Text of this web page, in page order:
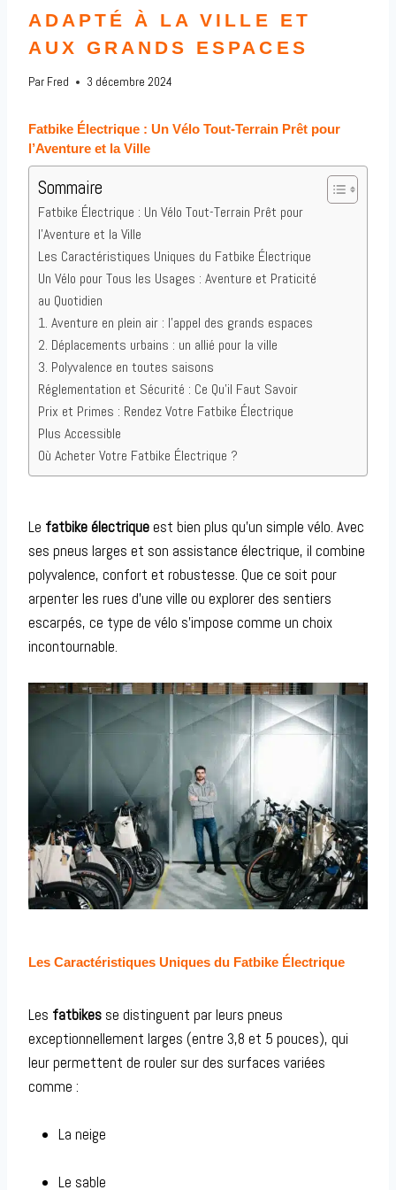
ADAPTÉ À LA VILLE ET
AUX GRANDS ESPACES
Par Fred 3 décembre 2024
Fatbike Électrique : Un Vélo Tout-Terrain Prêt pour
l’Aventure et la Ville
Sommaire
Fatbike Électrique : Un Vélo Tout-Terrain Prêt pour
l’Aventure et la Ville
Les Caractéristiques Uniques du Fatbike Électrique
Un Vélo pour Tous les Usages : Aventure et Praticité
au Quotidien
1. Aventure en plein air : l’appel des grands espaces
2. Déplacements urbains : un allié pour la ville
3. Polyvalence en toutes saisons
Réglementation et Sécurité : Ce Qu’il Faut Savoir
Prix et Primes : Rendez Votre Fatbike Électrique
Plus Accessible
Où Acheter Votre Fatbike Électrique ?
Le fatbike électriqueest bien plus qu’un simple vélo. Avec
ses pneus larges et son assistance électrique, il combine
polyvalence, confort et robustesse. Que ce soit pour
arpenter les rues d’une ville ou explorer des sentiers
escarpés, ce type de vélo s’impose comme un choix
incontournable.
Les Caractéristiques Uniques du Fatbike Électrique
Les fatbikes se distinguent par leurs pneus
exceptionnellement larges (entre 3,8 et 5 pouces), qui
leur permettent de rouler sur des surfaces variées
comme :
La neige
Le sable